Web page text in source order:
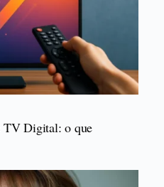
TV Digital: o que